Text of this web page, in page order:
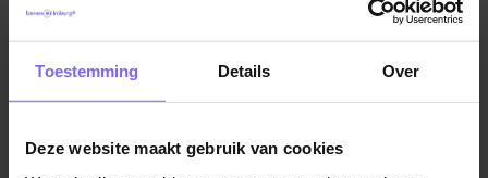
Toestemming Details Over
Deze website maakt gebruik van cookies
past perfect bij deze leeftijd. Daarnaast vind je de
ondeugende peuters ook leuk en ben je
geïnteresseerd in een stukje taalontwikkeling. En de
leeftijd 4-12 jaar? Kom maar op, want met deze
aan de slag!